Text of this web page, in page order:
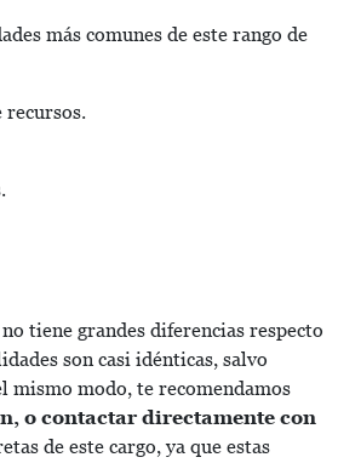
más comunes de este rango de
recursos.
tiene grandes diferencias respecto
son casi idénticas, salvo
mismo modo, te recomendamos
o contactar directamente con
de este cargo, ya que estas